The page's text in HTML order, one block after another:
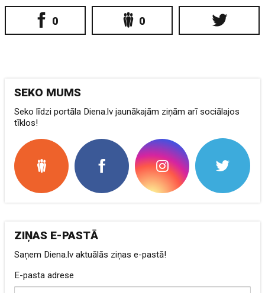
0 0
SEKO MUMS
Seko līdzi portāla Diena.lv jaunākajām ziņām arī sociālajos
tīklos!
ZIŅAS E-PASTĀ
Saņem Diena.lv aktuālās ziņas e-pastā!
E-pasta adrese